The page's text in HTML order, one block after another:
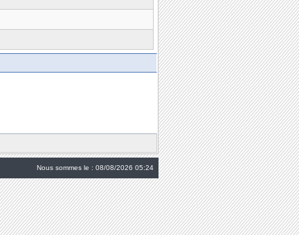
Nous sommes le : 08/08/2026 05:24